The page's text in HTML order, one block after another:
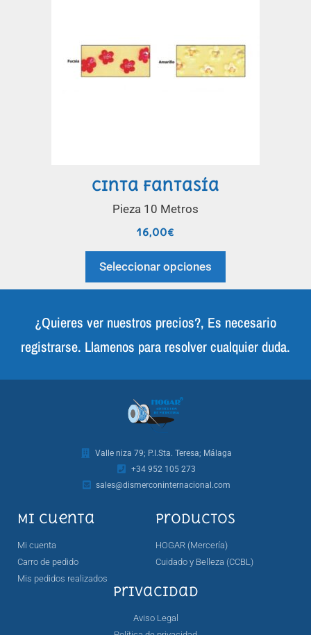
Cinta fantasía
Pieza 10 Metros
16,00€
Seleccionar opciones
¿Quieres ver nuestros precios?, Es necesario
registrarse. Llamenos para resolver cualquier duda.
Valle niza 79; P.I.Sta. Teresa; Málaga
+34 952 105 273
sales@dismerconinternacional.com
Mi cuenta
Mi cuenta
Carro de pedido
Mis pedidos realizados
Productos
HOGAR (Mercería)
Cuidado y Belleza (CCBL)
Privacidad
Aviso Legal